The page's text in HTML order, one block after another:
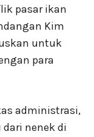
pasar ikan
Kim
untuk
para
administrasi,
nenek di